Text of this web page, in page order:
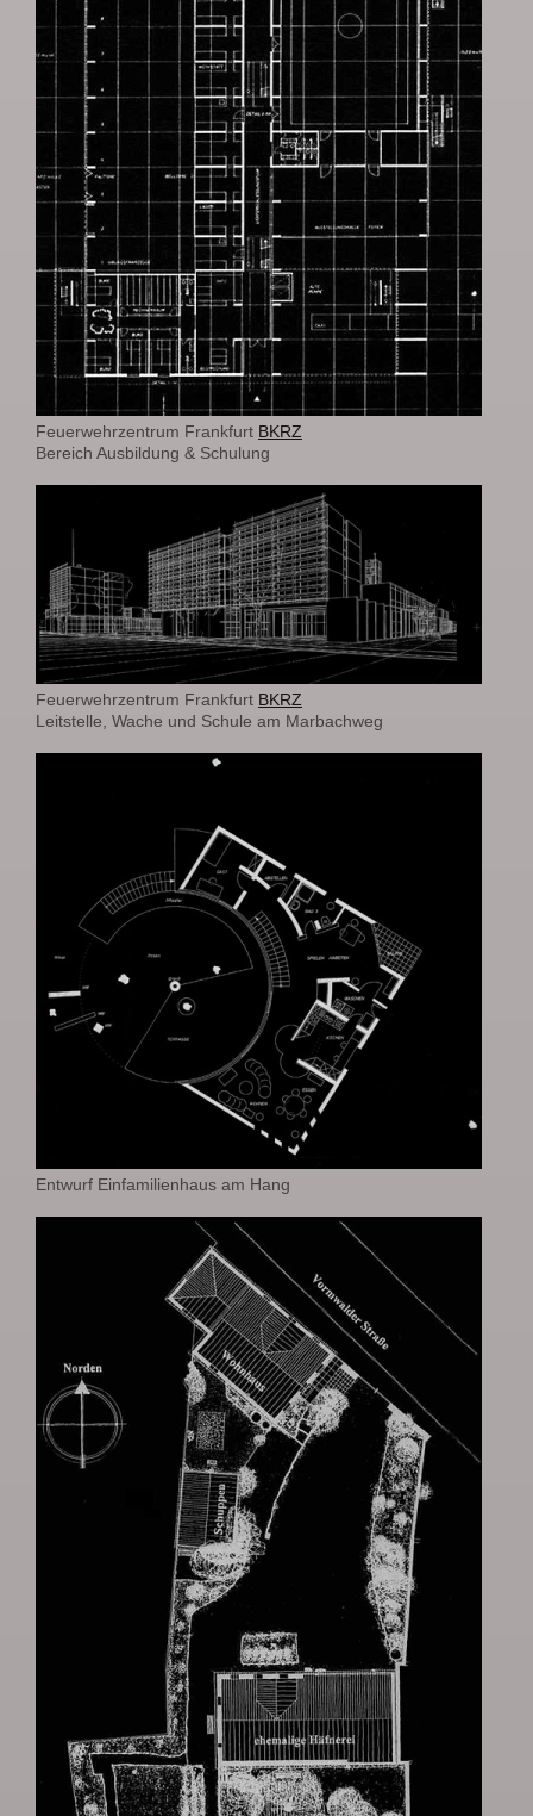
Feuerwehrzentrum Frankfurt BKRZ
Bereich Ausbildung & Schulung
Feuerwehrzentrum Frankfurt BKRZ
Leitstelle, Wache und Schule am Marbachweg
Entwurf Einfamilienhaus am Hang